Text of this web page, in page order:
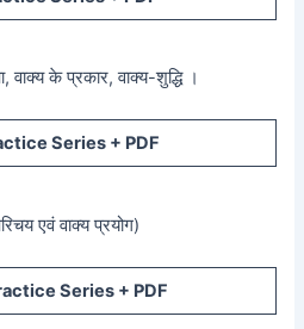
वाक्य के प्रकार, वाक्य-शुद्धि ।
Series + PDF
एवं वाक्य प्रयोग)
Series + PDF